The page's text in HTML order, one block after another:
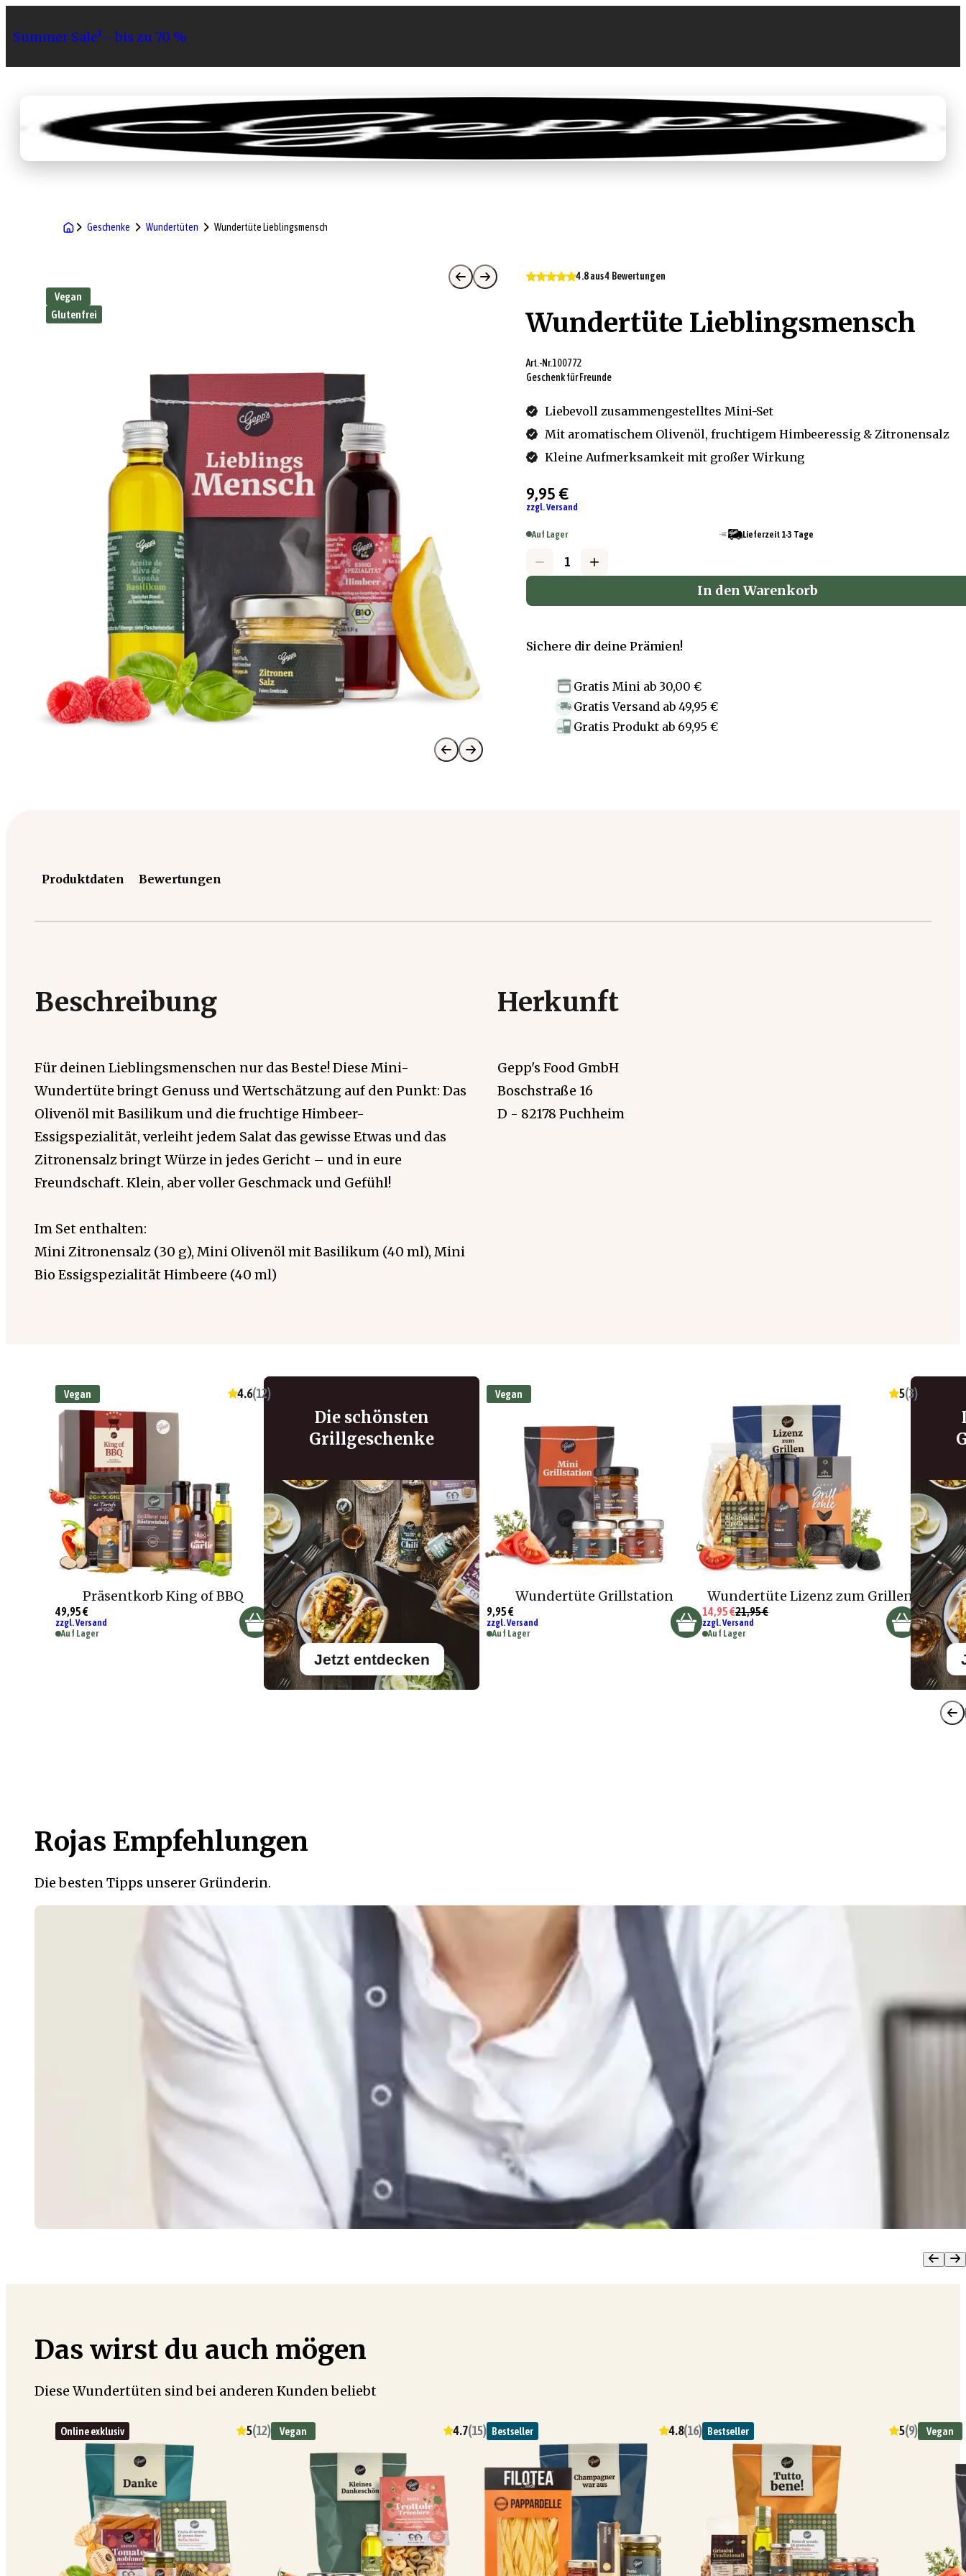
Summer Sale¹– bis zu 70 %
Sortiment Geschenke GrillenFeinkost-Abo Firmenkunden Sale 0,00 €
Geschenke Wundertüten Wundertüte Lieblingsmensch
Vegan
Glutenfrei
4.8 aus 4 Bewertungen
Wundertüte Lieblingsmensch
Art.-Nr.100772
Geschenk für Freunde
Liebevoll zusammengestelltes Mini-Set
Mit aromatischem Olivenöl, fruchtigem Himbeeressig & Zitronensalz
Kleine Aufmerksamkeit mit großer Wirkung
9,95 €
zzgl. Versand
Auf Lager Lieferzeit 1-3 Tage
In den Warenkorb
Sichere dir deine Prämien!
Gratis Mini ab 30,00 €
Gratis Versand ab 49,95 €
Gratis Produkt ab 69,95 €
Produktdaten Bewertungen
Beschreibung
Für deinen Lieblingsmenschen nur das Beste! Diese Mini-
Wundertüte bringt Genuss und Wertschätzung auf den Punkt: Das
Olivenöl mit Basilikum und die fruchtige Himbeer-
Essigspezialität, verleiht jedem Salat das gewisse Etwas und das
Zitronensalz bringt Würze in jedes Gericht – und in eure
Freundschaft. Klein, aber voller Geschmack und Gefühl!
Im Set enthalten:
Mini Zitronensalz (30 g), Mini Olivenöl mit Basilikum (40 ml), Mini
Bio Essigspezialität Himbeere (40 ml)
Herkunft
Gepp's Food GmbH
Boschstraße 16
D - 82178 Puchheim
Vegan 4.6(12)
Präsentkorb King of BBQ
49,95 €
zzgl. Versand
Auf Lager
Die schönsten
Grillgeschenke
Jetzt entdecken
Vegan
Wundertüte Grillstation
9,95 €
zzgl. Versand
Auf Lager
5(3)
Wundertüte Lizenz zum Grillen
14,95 €21,95 €
zzgl. Versand
Auf Lager
Rojas Empfehlungen
Die besten Tipps unserer Gründerin.
Das wirst du auch mögen
Diese Wundertüten sind bei anderen Kunden beliebt
Online exklusiv 5(12) Vegan 4.7(15) Bestseller 4.8(16) Bestseller 5(9) Vegan